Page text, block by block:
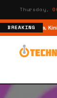
Thursday,
BREAKINGKini